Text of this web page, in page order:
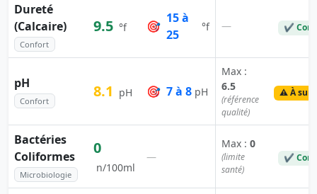
Dureté
(Calcaire)
Confort
9.5 °f 🎯
15 à
25
°f — ✔
pH
Confort
8.1 pH 🎯 7 à 8 pH
Max :
6.5
(référence
qualité)
⚠️ À
Bactéries
Coliformes
Microbiologie
0
n/100ml
—
Max : 0
(limite
santé)
✔